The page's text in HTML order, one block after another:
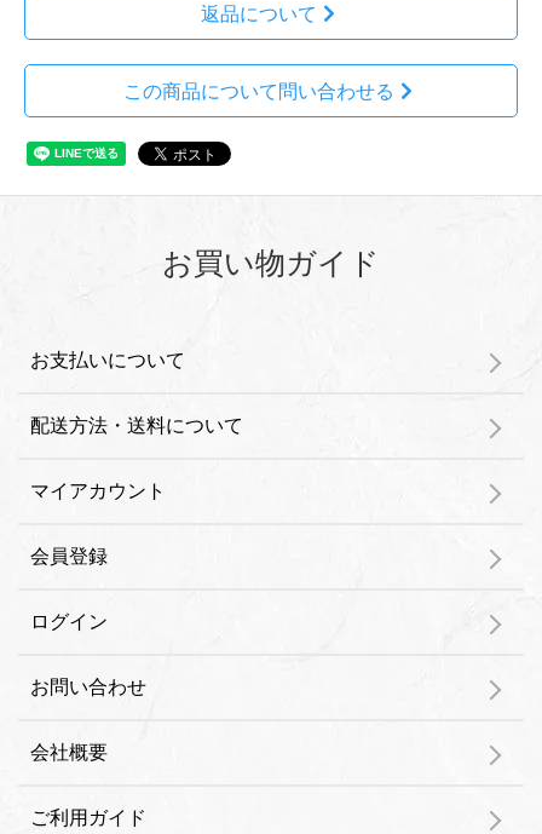
返品について
この商品について問い合わせる
お買い物ガイド
お支払いについて
配送方法・送料について
マイアカウント
会員登録
ログイン
お問い合わせ
会社概要
ご利用ガイド